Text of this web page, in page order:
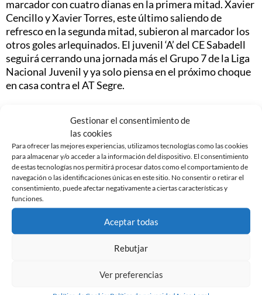
Gestionar el consentimiento de
las cookies
Para ofrecer las mejores experiencias, utilizamos tecnologías como las cookies
para almacenar y/o acceder a la información del dispositivo. El consentimiento
de estas tecnologías nos permitirá procesar datos como el comportamiento de
navegación o las identificaciones únicas en este sitio. No consentir o retirar el
consentimiento, puede afectar negativamente a ciertas características y
funciones.
Aceptar todas
Rebutjar
Ver preferencias
marcador con cuatro dianas en la primera mitad. Xavier
Cencillo y Xavier Torres, este último saliendo de
refresco en la segunda mitad, subieron al marcador los
otros goles arlequinados. El juvenil ‘A’ del CE Sabadell
seguirá cerrando una jornada más el Grupo 7 de la Liga
Nacional Juvenil y ya solo piensa en el próximo choque
en casa contra el AT Segre.
Noticias Relacionadas
GASTÓN VALLES, NUEVO JUGADOR DEL CE
SABADELL
30 de julio de 2026